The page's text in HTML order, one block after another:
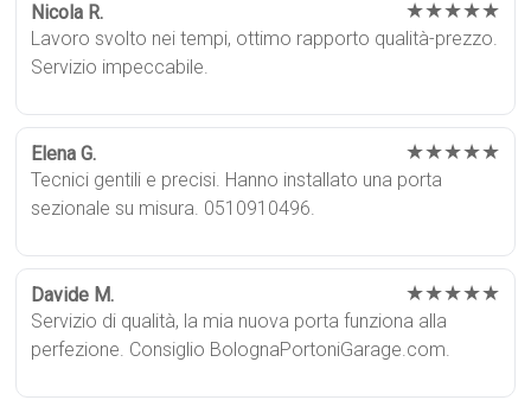
Nicola R. ★★★★★
Lavoro svolto nei tempi, ottimo rapporto qualità-prezzo.
Servizio impeccabile.
Elena G. ★★★★★
Tecnici gentili e precisi. Hanno installato una porta
sezionale su misura. 0510910496.
Davide M. ★★★★★
Servizio di qualità, la mia nuova porta funziona alla
perfezione. Consiglio BolognaPortoniGarage.com.